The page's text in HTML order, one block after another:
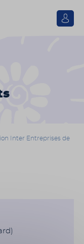
Se
Inter Entreprises de